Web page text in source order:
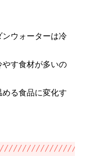
ンウォーターは冷
す食材が多いの
る食品に変化す